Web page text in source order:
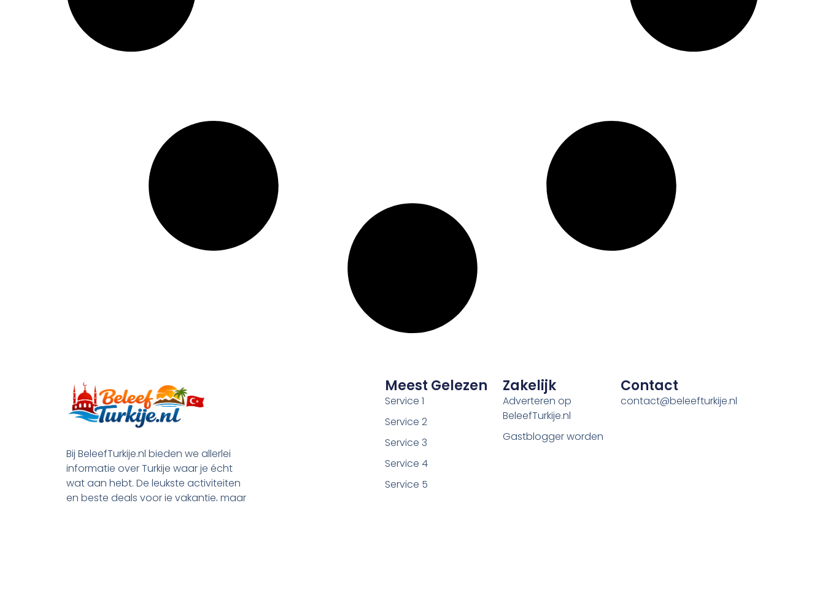
Bij BeleefTurkije.nl bieden we allerlei
informatie over Turkije waar je écht
wat aan hebt. De leukste activiteiten
en beste deals voor je vakantie, maar
Meest Gelezen
Service 1
Service 2
Service 3
Service 4
Service 5
Zakelijk
Adverteren op
BeleefTurkije.nl
Gastblogger worden
Contact
contact@beleefturkije.nl